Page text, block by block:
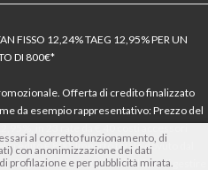
FISSO 12,24% TAEG 12,95% PER UN
DI 800€*
Offerta di credito finalizzato
da esempio rappresentativo: Prezzo del
€ 800. Importo totale dovuto dal
prima rata a 90 giorni. Al fine di gestire
al corretto funzionamento, di
con anonimizzazione dei dati
profilazione e per pubblicità mirata.